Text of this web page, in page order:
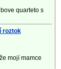
quarteto s
roztok
mojí mamce